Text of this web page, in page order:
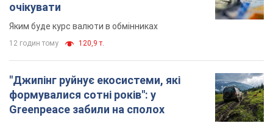
очікувати
Яким буде курс валюти в обмінниках
12 годин тому 120,9 т.
"Джипінг руйнує екосистеми, які
формувалися сотні років": у
Greenpeace забили на сполох